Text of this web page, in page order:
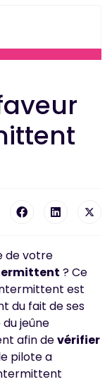
de votre
? Ce
est
du fait de ses
jeûne
afin devérifier
pilote a